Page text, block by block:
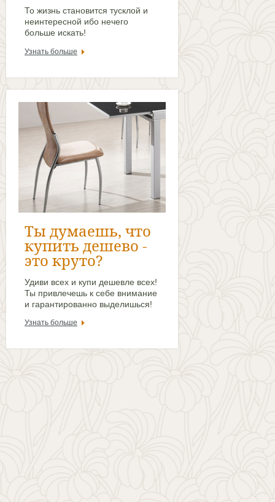
То жизнь становится тусклой и
неинтересной ибо нечего
больше искать!
Узнать больше
Ты думаешь, что
купить дешево -
это круто?
Удиви всех и купи дешевле всех!
Ты привлечешь к себе внимание
и гарантированно выделишься!
Узнать больше